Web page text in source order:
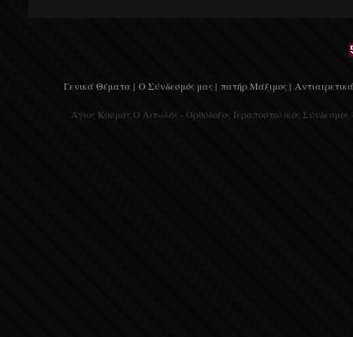
Γενικά Θέματα | Ο Σύνδεσμός μας | πατήρ Μάξιμος |
Άγιος Κοσμάς Ο Αιτωλός - Ορθόδοξος Ιεραποστολικός